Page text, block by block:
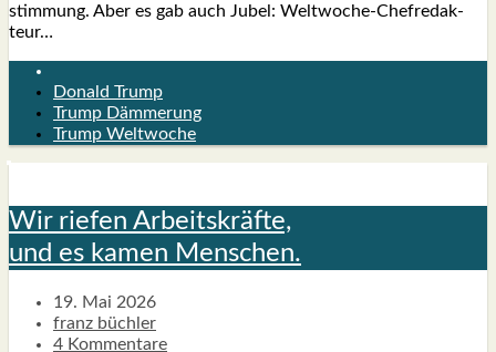
stim­mung. Aber es gab auch Jubel: Wel­t­­wo­che-Che­f­­re­­dak­­
teur…
Donald Trump
Trump Dämmerung
Trump Weltwoche
Wir rie­fen Arbeits­kräf­te,
und es kamen Men­schen.
19. Mai 2026
franz büchler
4 Kommentare